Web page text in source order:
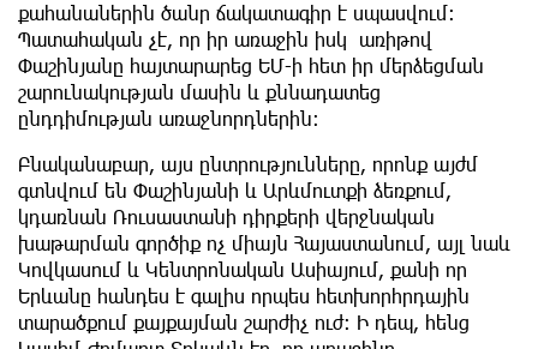
քահանաներին ծանր ճակատագիր է սպասվում։
Պատահական չէ, որ իր առաջին իսկ առիթով
Փաշինյանը հայտարարեց ԵՄ-ի հետ իր մերձեցման
շարունակության մասին և քննադատեց
ընդդիմության առաջնորդներին։
Բնականաբար, այս ընտրությունները, որոնք այժմ
գտնվում են Փաշինյանի և Արևմուտքի ձեռքում,
կդառնան Ռուսաստանի դիրքերի վերջնական
խաթարման գործիք ոչ միայն Հայաստանում, այլ նաև
Կովկասում և Կենտրոնական Ասիայում, քանի որ
Երևանը հանդես է գալիս որպես հետխորհրդային
տարածքում քայքայման շարժիչ ուժ։ Ի դեպ, հենց